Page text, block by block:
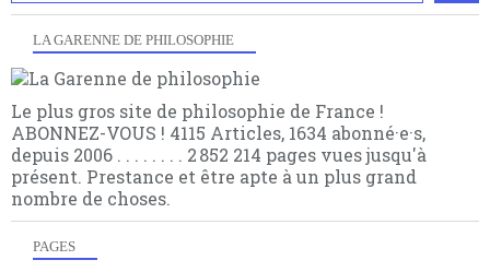
LA GARENNE DE PHILOSOPHIE
Le plus gros site de philosophie de France !
ABONNEZ-VOUS ! 4115 Articles, 1634 abonné·e·s,
depuis 2006 . . . . . . . . 2 852 214 pages vues jusqu'à
présent. Prestance et être apte à un plus grand
nombre de choses.
PAGES